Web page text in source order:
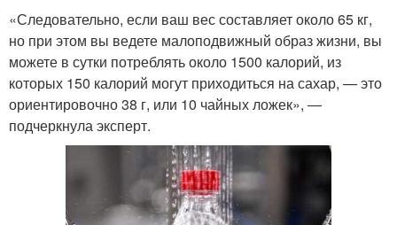
«Следовательно, если ваш вес составляет около 65 кг,
но при этом вы ведете малоподвижный образ жизни, вы
можете в сутки потреблять около 1500 калорий, из
которых 150 калорий могут приходиться на сахар, — это
ориентировочно 38 г, или 10 чайных ложек», ―
подчеркнула эксперт.